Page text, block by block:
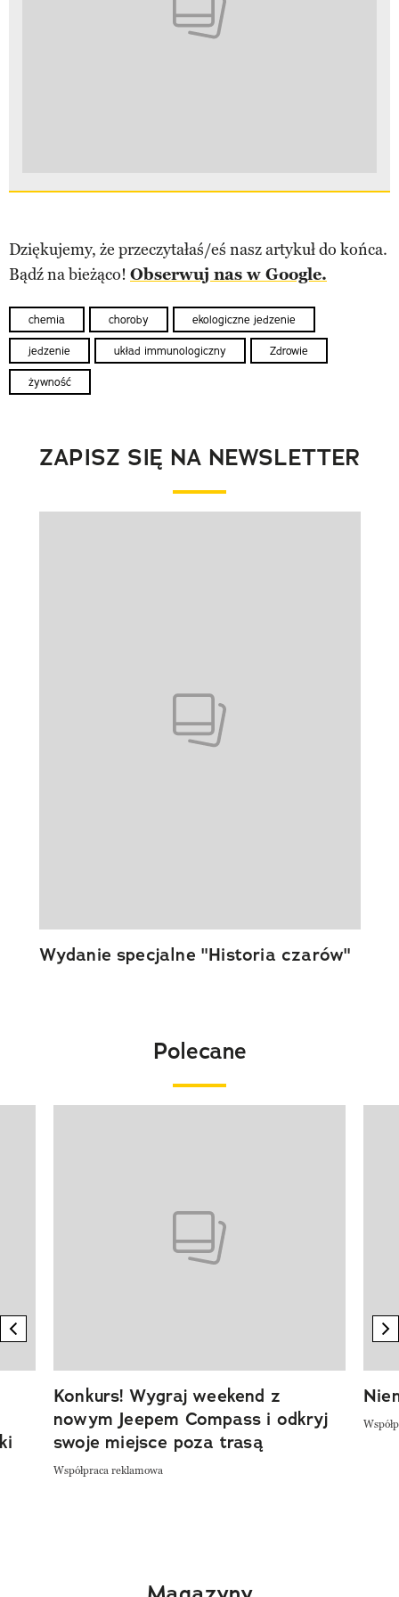
Dziękujemy, że przeczytałaś/eś nasz artykuł do końca.
Bądź na bieżąco! Obserwuj nas w Google.
chemia choroby ekologiczne jedzenie
jedzenie układ immunologiczny Zdrowie
żywność
ZAPISZ SIĘ NA NEWSLETTER
Wydanie specjalne "Historia czarów"
Polecane
previous element
Konkurs! Wygraj weekend z
nowym Jeepem Compass i odkryj
swoje miejsce poza trasą
Współpraca reklamowa